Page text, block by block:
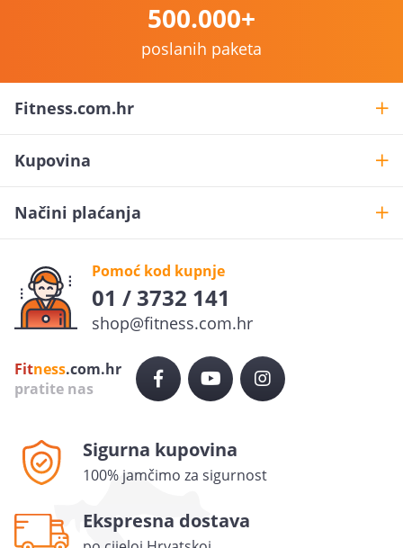
Želiš 10% popusta
Prijavi se na newsletter i ostvari 10% popusta na prvu
narudžbu.
500.000+
poslanih paketa
Fitness.com.hr
Kupovina
Načini plaćanja
Pomoć kod kupnje
01 / 3732 141
shop@fitness.com.hr
Fitness.com.hr
pratite nas
Sigurna kupovina
100% jamčimo za sigurnost
Ekspresna dostava